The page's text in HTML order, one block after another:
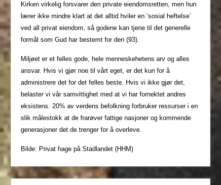
Kirken virkelig forsvarer den private eiendomsretten, men hun
lærer ikke mindre klart at det alltid hviler en ‘sosial heftelse’
ved all privat eiendom, så godene kan tjene til det generelle
formål som Gud har bestemt for den (93).
Miljøet er et felles gode, hele menneskehetens arv og alles
ansvar. Hvis vi gjør noe til vårt eget, er det kun for å
administrere det for det felles beste. Hvis vi ikke gjør det,
belaster vi vår samvittighet med at vi har fornektet andres
eksistens. 20% av verdens befolkning forbruker ressurser i en
slik målestokk at de frarøver fattige nasjoner og kommende
generasjoner det de trenger for å overleve.
Bilde: Privat hage på Stadlandet (HHM)